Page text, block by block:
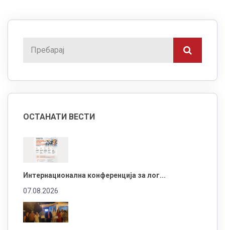
ОСТАНАТИ ВЕСТИ
Интернационална конференција за лог...
07.08.2026